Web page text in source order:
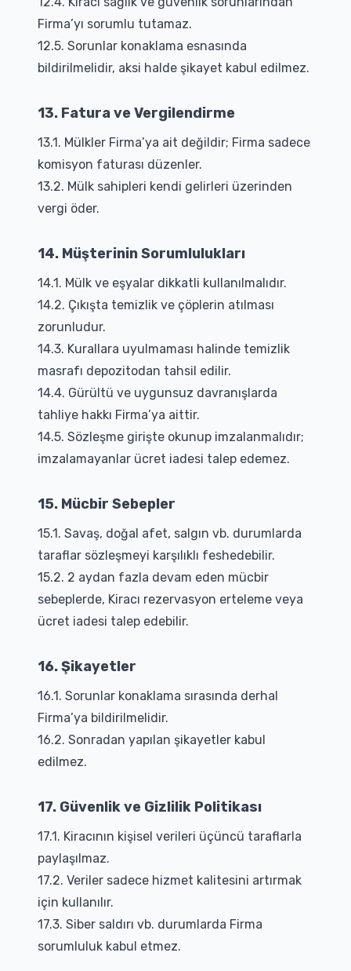
Firma’yı sorumlu tutamaz.
12.5. Sorunlar konaklama esnasında
bildirilmelidir, aksi halde şikayet kabul edilmez.
13. Fatura ve Vergilendirme
13.1. Mülkler Firma’ya ait değildir; Firma sadece
komisyon faturası düzenler.
13.2. Mülk sahipleri kendi gelirleri üzerinden
vergi öder.
14. Müşterinin Sorumlulukları
14.1. Mülk ve eşyalar dikkatli kullanılmalıdır.
14.2. Çıkışta temizlik ve çöplerin atılması
zorunludur.
14.3. Kurallara uyulmaması halinde temizlik
masrafı depozitodan tahsil edilir.
14.4. Gürültü ve uygunsuz davranışlarda
tahliye hakkı Firma’ya aittir.
14.5. Sözleşme girişte okunup imzalanmalıdır;
imzalamayanlar ücret iadesi talep edemez.
15. Mücbir Sebepler
15.1. Savaş, doğal afet, salgın vb. durumlarda
taraflar sözleşmeyi karşılıklı feshedebilir.
15.2. 2 aydan fazla devam eden mücbir
sebeplerde, Kiracı rezervasyon erteleme veya
ücret iadesi talep edebilir.
16. Şikayetler
16.1. Sorunlar konaklama sırasında derhal
Firma’ya bildirilmelidir.
16.2. Sonradan yapılan şikayetler kabul
edilmez.
17. Güvenlik ve Gizlilik Politikası
17.1. Kiracının kişisel verileri üçüncü taraflarla
paylaşılmaz.
17.2. Veriler sadece hizmet kalitesini artırmak
için kullanılır.
17.3. Siber saldırı vb. durumlarda Firma
sorumluluk kabul etmez.